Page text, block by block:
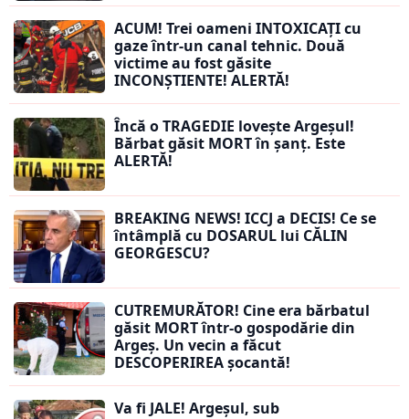
ACUM! Trei oameni INTOXICAȚI cu
gaze într-un canal tehnic. Două
victime au fost găsite
INCONȘTIENTE! ALERTĂ!
Încă o TRAGEDIE lovește Argeșul!
Bărbat găsit MORT în șanț. Este
ALERTĂ!
BREAKING NEWS! ICCJ a DECIS! Ce se
întâmplă cu DOSARUL lui CĂLIN
GEORGESCU?
CUTREMURĂTOR! Cine era bărbatul
găsit MORT într-o gospodărie din
Argeș. Un vecin a făcut
DESCOPERIREA șocantă!
Va fi JALE! Argeșul, sub